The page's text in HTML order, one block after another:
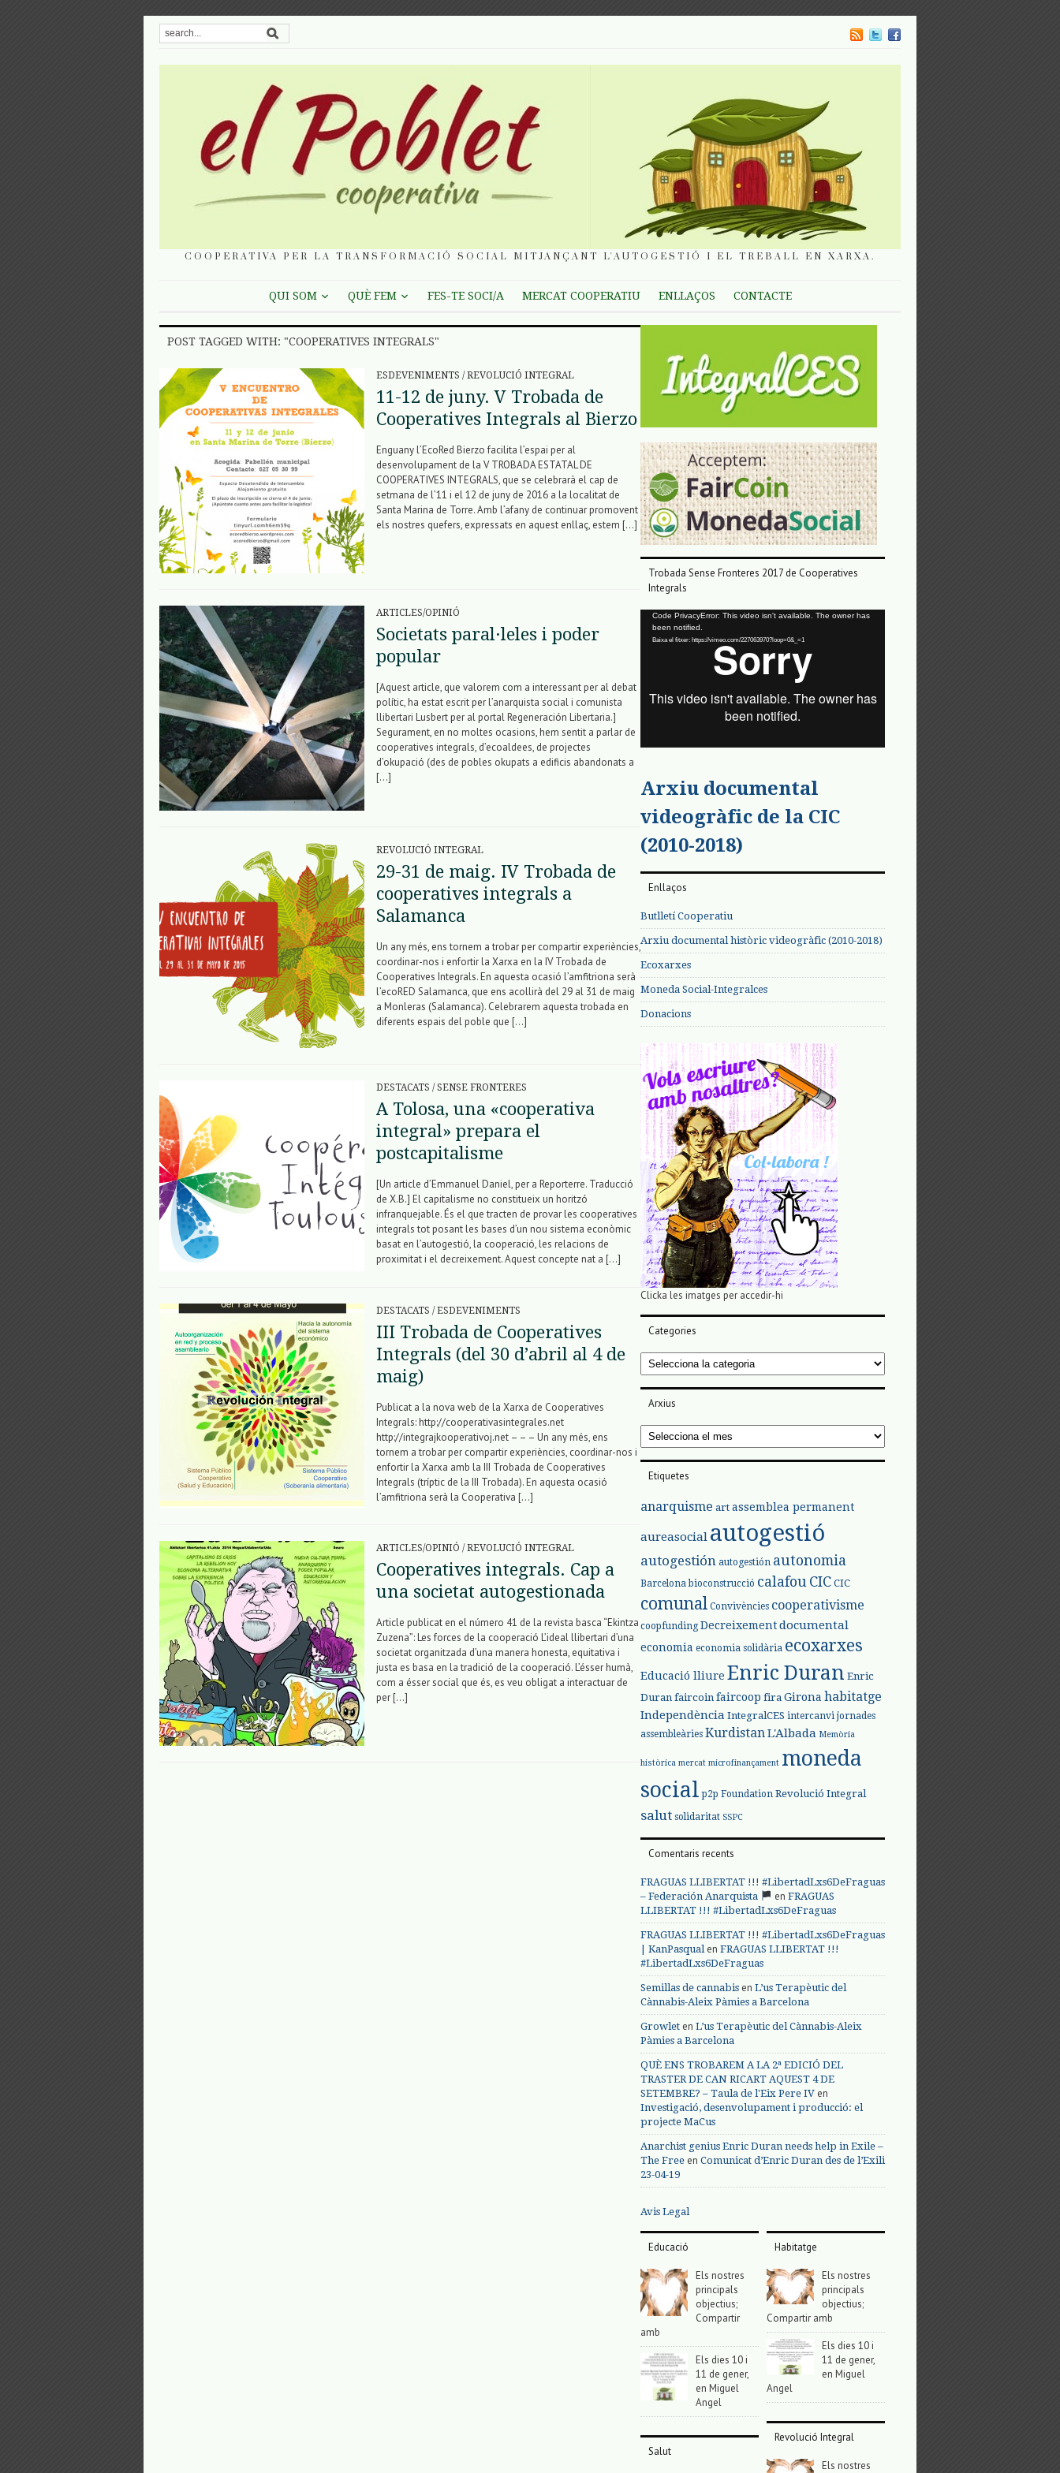
COOPERATIVA PER LA TRANSFORMACIÓ SOCIAL MITJANÇANT L'AUTOGESTIÓ I EL TREBALL EN XARXA.
QUI SOM QUÈ FEM FES-TE SOCI/A MERCAT COOPERATIU ENLLAÇOS CONTACTE
POST TAGGED WITH: "COOPERATIVES INTEGRALS"
ESDEVENIMENTS / REVOLUCIÓ INTEGRAL
11-12 de juny. V Trobada de
Cooperatives Integrals al Bierzo
Enguany l’EcoRed Bierzo facilita l’espai per al
desenvolupament de la V TROBADA ESTATAL DE
COOPERATIVES INTEGRALS, que se celebrarà el cap de
setmana de l’11 i el 12 de juny de 2016 a la localitat de
Santa Marina de Torre. Amb l’afany de continuar promovent
els nostres quefers, expressats en aquest enllaç, estem […]
ARTICLES/OPINIÓ
Societats paral·leles i poder
popular
[Aquest article, que valorem com a interessant per al debat
polític, ha estat escrit per l’anarquista social i comunista
llibertari Lusbert per al portal Regeneración Libertaria.]
Segurament, en no moltes ocasions, hem sentit a parlar de
cooperatives integrals, d’ecoaldees, de projectes
d’okupació (des de pobles okupats a edificis abandonats a
[…]
REVOLUCIÓ INTEGRAL
29-31 de maig. IV Trobada de
cooperatives integrals a
Salamanca
Un any més, ens tornem a trobar per compartir experiències,
coordinar-nos i enfortir la Xarxa en la IV Trobada de
Cooperatives Integrals. En aquesta ocasió l’amfitriona serà
l’ecoRED Salamanca, que ens acollirà del 29 al 31 de maig
a Monleras (Salamanca). Celebrarem aquesta trobada en
diferents espais del poble que […]
DESTACATS / SENSE FRONTERES
A Tolosa, una «cooperativa
integral» prepara el
postcapitalisme
[Un article d’Emmanuel Daniel, per a Reporterre. Traducció
de X.B.] El capitalisme no constitueix un horitzó
infranquejable. És el que tracten de provar les cooperatives
integrals tot posant les bases d’un nou sistema econòmic
basat en l’autogestió, la cooperació, les relacions de
proximitat i el decreixement. Aquest concepte nat a […]
DESTACATS / ESDEVENIMENTS
III Trobada de Cooperatives
Integrals (del 30 d’abril al 4 de
maig)
Publicat a la nova web de la Xarxa de Cooperatives
Integrals: http://cooperativasintegrales.net
http://integrajkooperativoj.net – – – Un any més, ens
tornem a trobar per compartir experiències, coordinar-nos i
enfortir la Xarxa amb la III Trobada de Cooperatives
Integrals (tríptic de la III Trobada). En aquesta ocasió
l’amfitriona serà la Cooperativa […]
ARTICLES/OPINIÓ / REVOLUCIÓ INTEGRAL
Cooperatives integrals. Cap a
una societat autogestionada
Article publicat en el número 41 de la revista basca “Ekintza
Zuzena”: Les forces de la cooperació L’ideal llibertari d’una
societat organitzada d’una manera honesta, equitativa i
justa es basa en la tradició de la cooperació. L’ésser humà,
com a ésser social que és, es veu obligat a interactuar de
per […]
Trobada Sense Fronteres 2017 de Cooperatives
Integrals
Reproductor
vídeo
Code PrivacyError: This video isn't available. The owner has
been notified.
Baixa el fitxer: https://vimeo.com/227063970?loop=0&_=1
Arxiu documental
videogràfic de la CIC
(2010-2018)
Enllaços
Butlletí Cooperatiu
Arxiu documental històric videogràfic (2010-2018)
Ecoxarxes
Moneda Social-Integralces
Donacions
Clicka les imatges per accedir-hi
Categories
Categories
Arxius
Arxius
Etiquetes
anarquisme art assemblea permanent
aureasocial autogestió
autogestión autogestión autonomia
Barcelona bioconstrucció calafou CIC CIC
comunal Convivències cooperativisme
coopfunding Decreixementdocumental
economia economia solidària ecoxarxes
Educació lliure Enric Duran Enric
Duran faircoin faircoop fira Girona habitatge
Independència IntegralCES intercanvi jornades
assembleàries Kurdistan L'Albada Memòria
històrica mercat microfinançament moneda
social p2p Foundation Revolució Integral
salut solidaritat SSPC
Comentaris recents
FRAGUAS LLIBERTAT !!! #LibertadLxs6DeFraguas
– Federación Anarquista
en FRAGUAS
LLIBERTAT !!! #LibertadLxs6DeFraguas
FRAGUAS LLIBERTAT !!! #LibertadLxs6DeFraguas
| KanPasqualen FRAGUAS LLIBERTAT !!!
#LibertadLxs6DeFraguas
Semillas de cannabis en L’us Terapèutic del
Cànnabis-Aleix Pàmies a Barcelona
Growlet en L’us Terapèutic del Cànnabis-Aleix
Pàmies a Barcelona
QUÈ ENS TROBAREM A LA 2ª EDICIÓ DEL
TRASTER DE CAN RICART AQUEST 4 DE
SETEMBRE? – Taula de l'Eix Pere IV en
Investigació, desenvolupament i producció: el
projecte MaCus
Anarchist genius Enric Duran needs help in Exile –
The Free en Comunicat d’Enric Duran des de l’Exili
23-04-19
Avis Legal
Educació
Els nostres
principals
objectius;
Compartir
amb
Els dies 10 i
11 de gener,
en Miguel
Angel
Salut
Habitatge
Els nostres
principals
objectius;
Compartir amb
Els dies 10 i
11 de gener,
en Miguel
Angel
Revolució Integral
Els nostres